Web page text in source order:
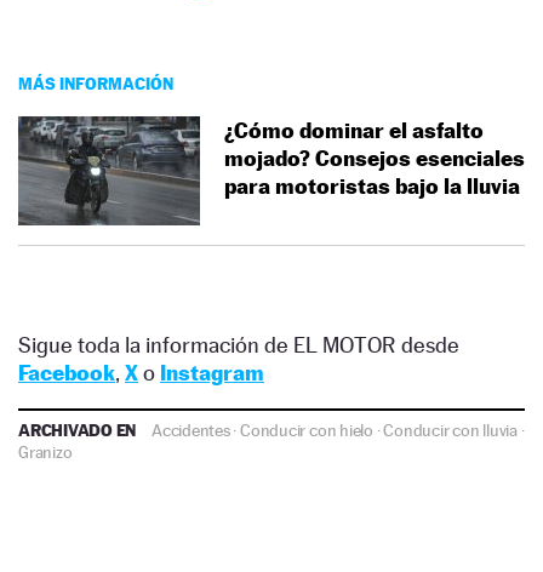
MÁS INFORMACIÓN
¿Cómo dominar el asfalto
mojado? Consejos esenciales
para motoristas bajo la lluvia
Sigue toda la información de EL MOTOR desde
Facebook, Xo Instagram
ARCHIVADO EN Accidentes·Conducir con hielo ·Conducir con lluvia·
Granizo